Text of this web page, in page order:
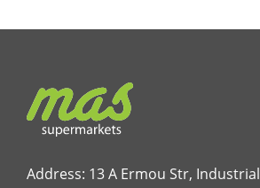
Address: 13 A Ermou Str, Industrial